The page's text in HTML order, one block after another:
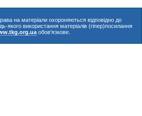
на матеріали охороняються відповідно до
якого використання матеріалів (гіпер)посилання
обов'язкове.